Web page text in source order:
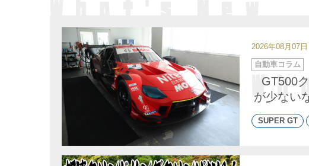
2026年08月07日
GT500
が少ない
カ
テ
自動車コラム
SUPER GT